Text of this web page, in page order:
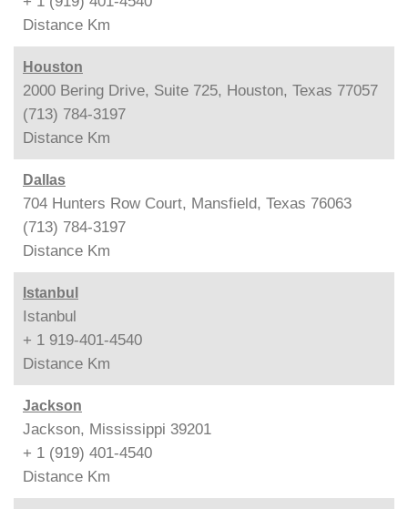
Distance Km
Houston
2000 Bering Drive, Suite 725, Houston, Texas 77057
(713) 784-3197
Distance Km
Dallas
704 Hunters Row Court, Mansfield, Texas 76063
(713) 784-3197
Distance Km
Istanbul
Istanbul
+ 1 919-401-4540
Distance Km
Jackson
Jackson, Mississippi 39201
+ 1 (919) 401-4540
Distance Km